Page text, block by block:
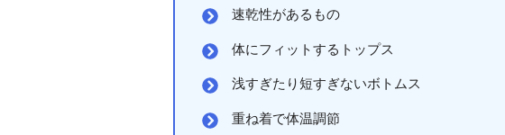
速乾性があるもの
体にフィットするトップス
浅すぎたり短すぎないボトムス
重ね着で体温調節